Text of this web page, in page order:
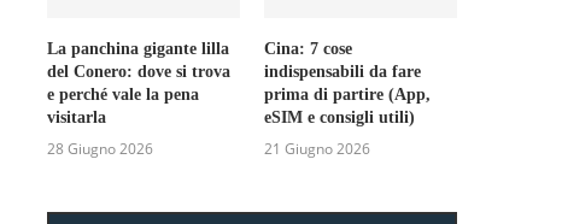
La panchina gigante lilla
del Conero: dove si trova
e perché vale la pena
visitarla
28 Giugno 2026
Cina: 7 cose
indispensabili da fare
prima di partire (App,
eSIM e consigli utili)
21 Giugno 2026